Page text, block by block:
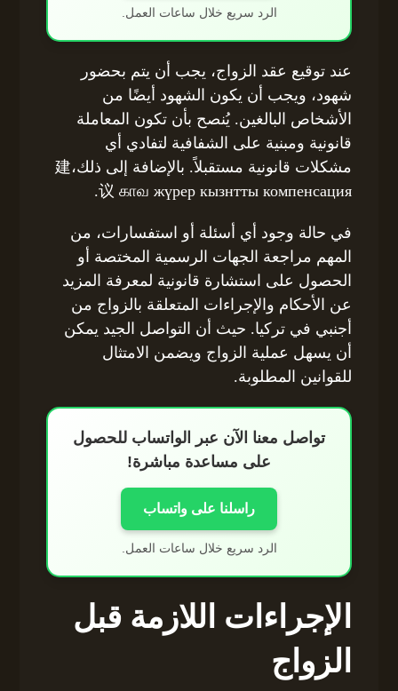
الرد سريع خلال ساعات العمل.
عند توقيع عقد الزواج، يجب أن يتم بحضور
شهود، ويجب أن يكون الشهود أيضًا من
الأشخاص البالغين. يُنصح بأن تكون المعاملة
قانونية ومبنية على الشفافية لتفادي أي
مشكلات قانونية مستقبلاً. بالإضافة إلى ذلك،建
议 காவ жүрер кызнтты компенсация.
في حالة وجود أي أسئلة أو استفسارات، من
المهم مراجعة الجهات الرسمية المختصة أو
الحصول على استشارة قانونية لمعرفة المزيد
عن الأحكام والإجراءات المتعلقة بالزواج من
أجنبي في تركيا. حيث أن التواصل الجيد يمكن
أن يسهل عملية الزواج ويضمن الامتثال
للقوانين المطلوبة.
تواصل معنا الآن عبر الواتساب للحصول
على مساعدة مباشرة!
راسلنا على واتساب
الرد سريع خلال ساعات العمل.
الإجراءات اللازمة قبل
الزواج